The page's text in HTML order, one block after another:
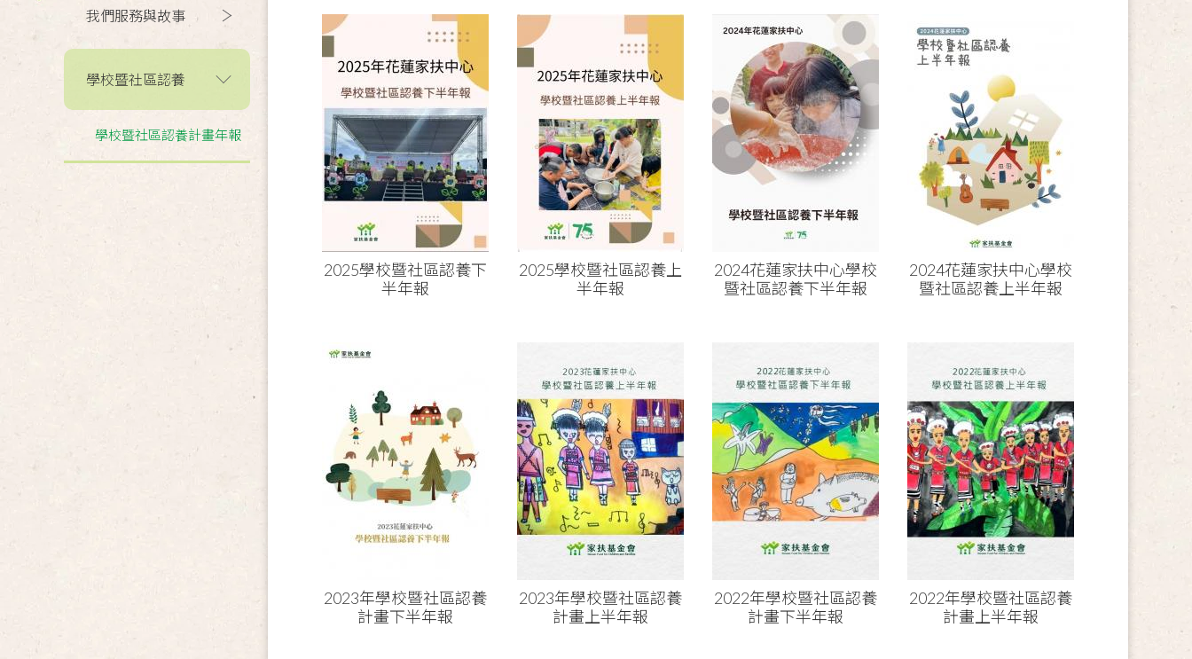
我們服務與故事
學校暨社區認養
學校暨社區認養計畫年報
2025學校暨社區認養下
半年報
2025學校暨社區認養上
半年報
2024花蓮家扶中心學校
暨社區認養下半年報
2024花蓮家扶中心學校
暨社區認養上半年報
2023年學校暨社區認養
計畫下半年報
2023年學校暨社區認養
計畫上半年報
2022年學校暨社區認養
計畫下半年報
2022年學校暨社區認養
計畫上半年報